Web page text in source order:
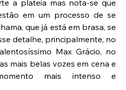
a plateia mas nota-se que
em um processo de se
que já está em brasa, se
detalhe, principalmente, no
Max Grácio, no
mais belas vozes em cena e
mais intenso e